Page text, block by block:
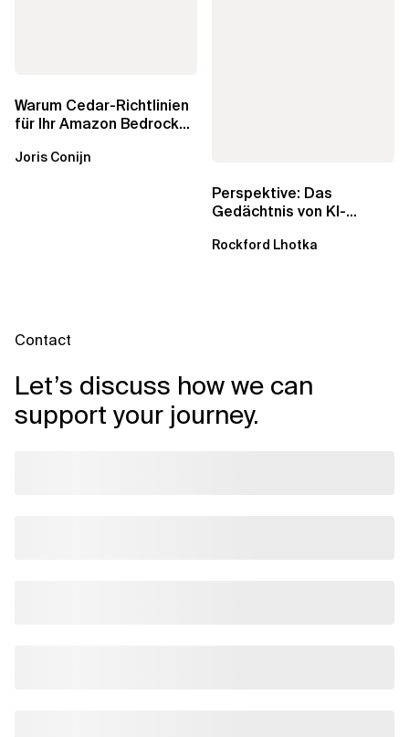
Warum Cedar-Richtlinien
für Ihr Amazon Bedrock
wichtig sind
Joris Conijn
Perspektive: Das
Gedächtnis von KI-
dem...
Rockford Lhotka
Contact
Let’s discuss how we can
support your journey.